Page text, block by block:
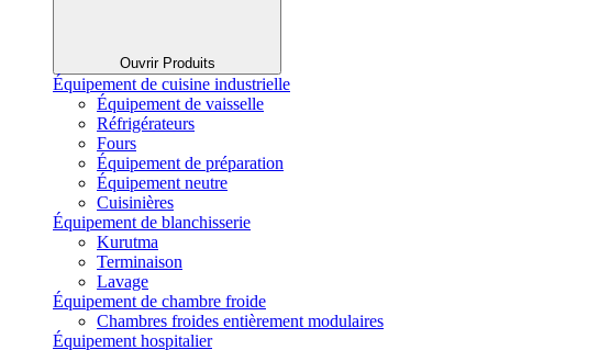
Ouvrir Produits
Équipement de cuisine industrielle
Équipement de vaisselle
Réfrigérateurs
Fours
Équipement de préparation
Équipement neutre
Cuisinières
Équipement de blanchisserie
Kurutma
Terminaison
Lavage
Équipement de chambre froide
Chambres froides entièrement modulaires
Équipement hospitalier